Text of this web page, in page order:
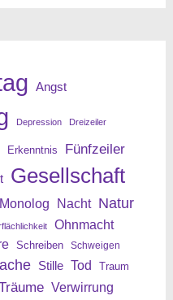
Angst
Depression Dreizeiler
Erkenntnis Fünfzeiler
Gesellschaft
Monolog Nacht Natur
Ohnmacht
Schreiben Schweigen
Stille Tod Traum
Verwirrung